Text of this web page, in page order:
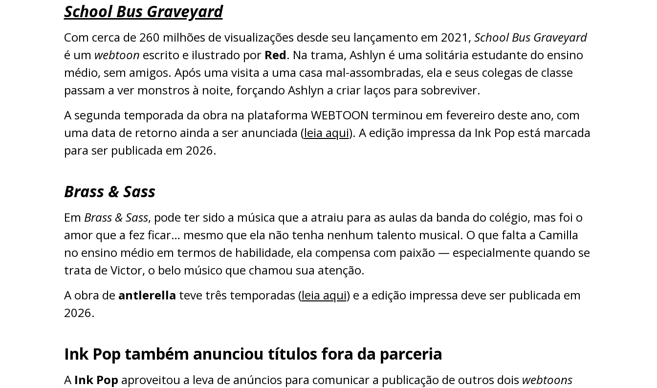
School Bus Graveyard
Com cerca de 260 milhões de visualizações desde seu lançamento em 2021, School Bus Graveyard
é um webtoon escrito e ilustrado por Red. Na trama, Ashlyn é uma solitária estudante do ensino
médio, sem amigos. Após uma visita a uma casa mal-assombradas, ela e seus colegas de classe
passam a ver monstros à noite, forçando Ashlyn a criar laços para sobreviver.
A segunda temporada da obra na plataforma WEBTOON terminou em fevereiro deste ano, com
uma data de retorno ainda a ser anunciada (leia aqui). A edição impressa da Ink Pop está marcada
para ser publicada em 2026.
Brass & Sass
Em Brass & Sass, pode ter sido a música que a atraiu para as aulas da banda do colégio, mas foi o
amor que a fez ficar… mesmo que ela não tenha nenhum talento musical. O que falta a Camilla
no ensino médio em termos de habilidade, ela compensa com paixão — especialmente quando se
trata de Victor, o belo músico que chamou sua atenção.
A obra de antlerella teve três temporadas (leia aqui) e a edição impressa deve ser publicada em
2026.
Ink Pop também anunciou títulos fora da parceria
A Ink Pop aproveitou a leva de anúncios para comunicar a publicação de outros dois webtoons